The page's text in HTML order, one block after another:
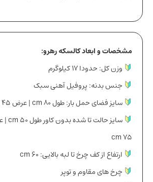
مشخصات و ابعاد کالسکه رهرو:
وزن کل: حدودا ١٧ کیلوگرم
جنس بدنه: پروفیل آهنی سبک
سایز فضای حمل بار: طول ٨۰ cm | عرض ۴۵ cm | ارتفاع ٢۵ cm
٧۵ cm
ارتفاع از کف چرخ تا لبه بالایی: ۶۰ cm
چرخ های مقاوم و توپر